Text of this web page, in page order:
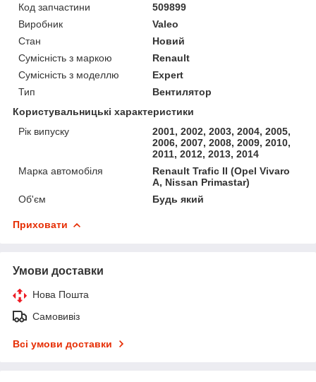
Код запчастини
509899
Виробник
Valeo
Стан
Новий
Сумісність з маркою
Renault
Сумісність з моделлю
Expert
Тип
Вентилятор
Користувальницькі характеристики
Рік випуску
2001, 2002, 2003, 2004, 2005,
2006, 2007, 2008, 2009, 2010,
2011, 2012, 2013, 2014
Марка автомобіля
Renault Trafic II (Opel Vivaro
A, Nissan Primastar)
Об'єм
Будь який
Приховати
Умови доставки
Нова Пошта
Самовивіз
Всі умови доставки